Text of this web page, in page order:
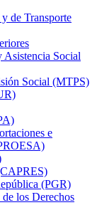
de Transporte
Social
Social (MTPS)
e
(PGR)
los Derechos